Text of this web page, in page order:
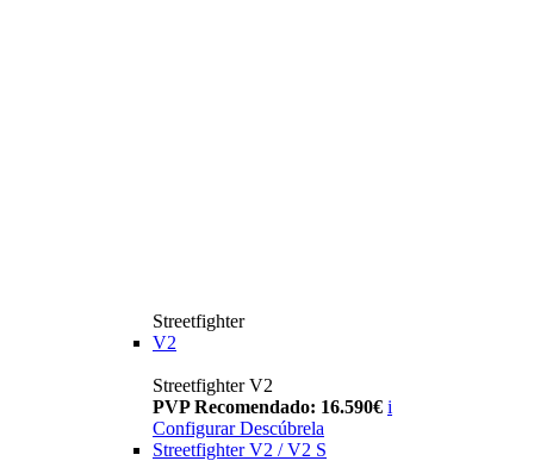
Streetfighter
V2
Streetfighter V2
PVP Recomendado: 16.590€ i
Configurar Descúbrela
Streetfighter V2 / V2 S